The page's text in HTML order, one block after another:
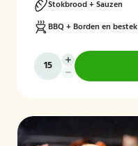
Stokbrood + Sauzen
BBQ + Borden en bestek